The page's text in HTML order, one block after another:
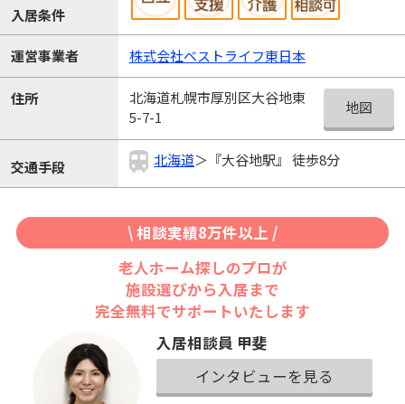
入居条件
運営事業者 株式会社ベストライフ東日本
住所
北海道札幌市厚別区大谷地東
5-7-1
地図
交通手段 北海道＞『大谷地駅』 徒歩8分
\ 相談実績8万件以上 /
老人ホーム探しのプロが
施設選びから入居まで
完全無料でサポートいたします
入居相談員 甲斐
インタビューを見る